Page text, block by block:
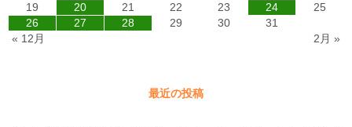
19
20 21 22 23 24
25
26
27 28 29 30
31
« 12月
2月 »
最近の投稿